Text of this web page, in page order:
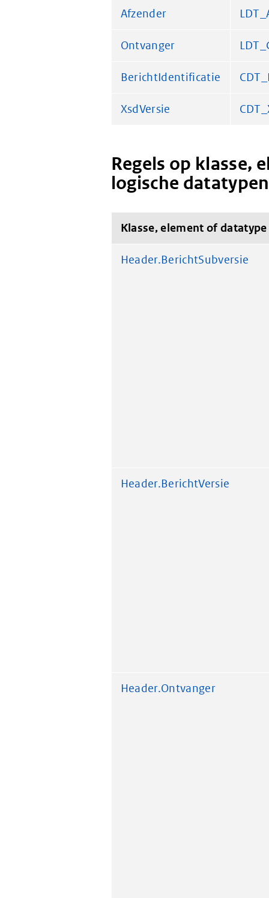
Afzender
Ontvanger
BerichtIdentificatie
XsdVersie
Regels op klasse,
logische datatypen
Klasse, element of datatype
Header.BerichtSubversie
Header.BerichtVersie
Header.Ontvanger